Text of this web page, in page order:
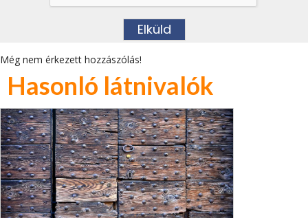
Még nem érkezett hozzászólás!
Hasonló látnivalók